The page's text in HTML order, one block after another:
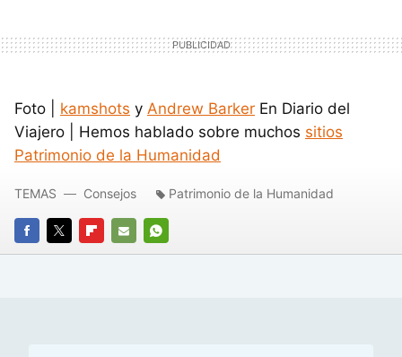
Foto | kamshots y Andrew Barker En Diario del
Viajero | Hemos hablado sobre muchos sitios
Patrimonio de la Humanidad
FACEBOOK
TWITTERFLIPBOARD
E-
WHATSAPP
TEMAS Consejos Patrimonio de la Humanidad